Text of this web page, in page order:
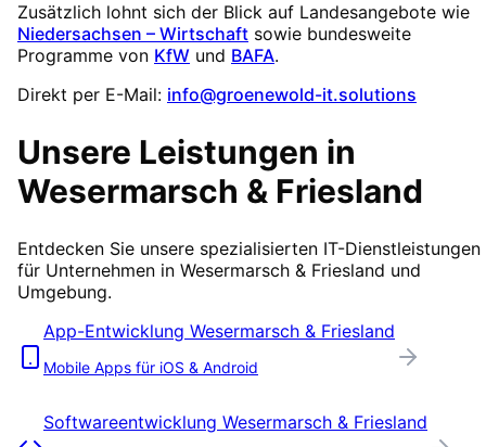
Zusätzlich lohnt sich der Blick auf Landesangebote wie
Niedersachsen – Wirtschaft sowie bundesweite
Programme von KfW und BAFA.
Direkt per E-Mail: info@groenewold-it.solutions
Unsere Leistungen in
Wesermarsch & Friesland
Entdecken Sie unsere spezialisierten IT-Dienstleistungen
für Unternehmen in Wesermarsch & Friesland und
Umgebung.
App-Entwicklung Wesermarsch & Friesland
Mobile Apps für iOS & Android
Softwareentwicklung Wesermarsch & Friesland